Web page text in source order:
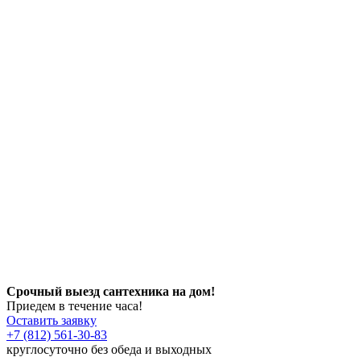
Срочный выезд сантехника на дом!
Приедем в течение часа!
Оставить заявку
+7 (812) 561-30-83
круглосуточно без обеда и выходных